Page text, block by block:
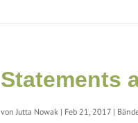
Statements
vonJutta Nowak | Feb 21, 2017 |